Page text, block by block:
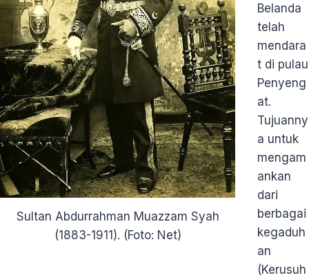
Sultan Abdurrahman Muazzam Syah
(1883-1911). (Foto: Net)
Belanda
telah
mendara
t di pulau
Penyeng
at.
Tujuanny
a untuk
mengam
ankan
dari
berbagai
kegaduh
an
(Kerusuh